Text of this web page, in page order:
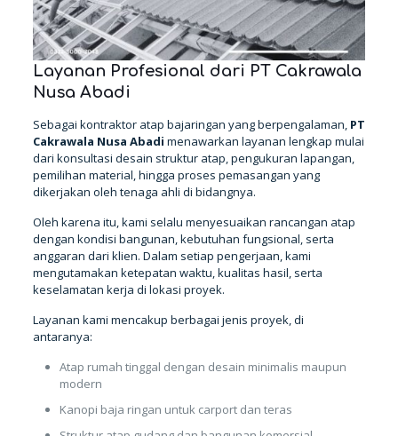
Layanan Profesional dari PT Cakrawala
Nusa Abadi
Sebagai kontraktor atap bajaringan yang berpengalaman, PT
Cakrawala Nusa Abadi menawarkan layanan lengkap mulai
dari konsultasi desain struktur atap, pengukuran lapangan,
pemilihan material, hingga proses pemasangan yang
dikerjakan oleh tenaga ahli di bidangnya.
Oleh karena itu, kami selalu menyesuaikan rancangan atap
dengan kondisi bangunan, kebutuhan fungsional, serta
anggaran dari klien. Dalam setiap pengerjaan, kami
mengutamakan ketepatan waktu, kualitas hasil, serta
keselamatan kerja di lokasi proyek.
Layanan kami mencakup berbagai jenis proyek, di
antaranya:
Atap rumah tinggal dengan desain minimalis maupun
modern
Kanopi baja ringan untuk carport dan teras